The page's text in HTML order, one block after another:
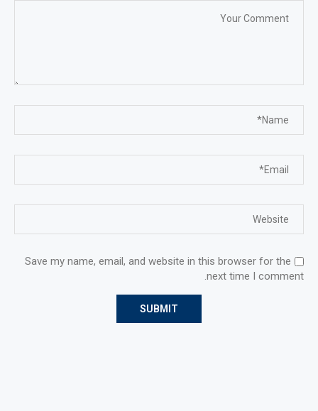
Save my name, email, and website in this browser for the
next time I comment.